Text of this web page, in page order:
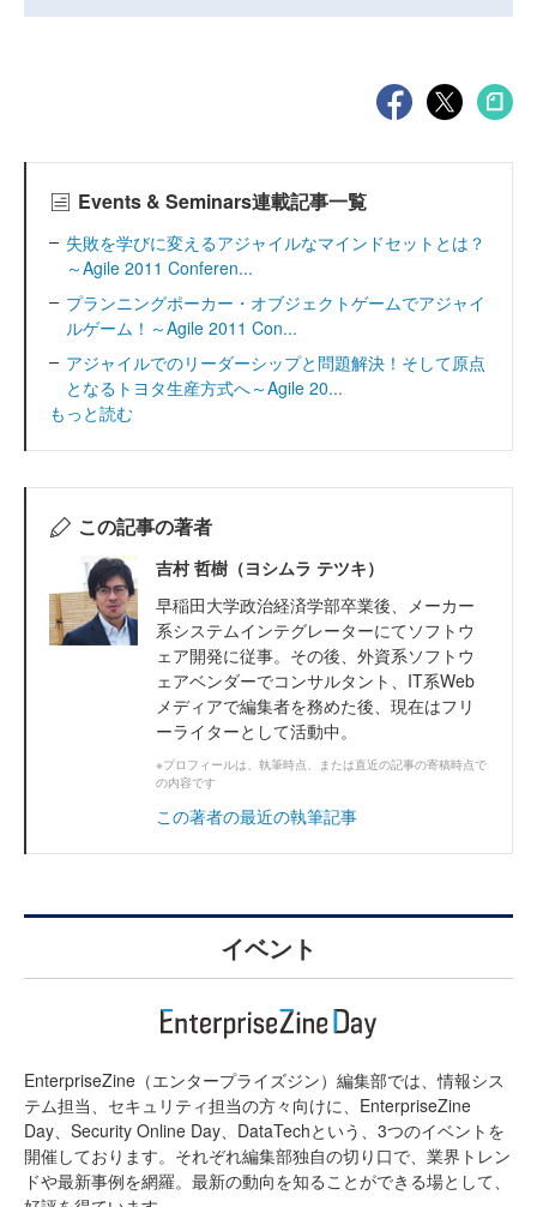
Events & Seminars連載記事一覧
失敗を学びに変えるアジャイルなマインドセットとは？
～Agile 2011 Conferen...
プランニングポーカー・オブジェクトゲームでアジャイ
ルゲーム！～Agile 2011 Con...
アジャイルでのリーダーシップと問題解決！そして原点
となるトヨタ生産方式へ～Agile 20...
もっと読む
この記事の著者
吉村 哲樹（ヨシムラ テツキ）
早稲田大学政治経済学部卒業後、メーカー
系システムインテグレーターにてソフトウ
ェア開発に従事。その後、外資系ソフトウ
ェアベンダーでコンサルタント、IT系Web
メディアで編集者を務めた後、現在はフリ
ーライターとして活動中。
※プロフィールは、執筆時点、または直近の記事の寄稿時点で
の内容です
この著者の最近の執筆記事
イベント
EnterpriseZine（エンタープライズジン）編集部では、情報シス
テム担当、セキュリティ担当の方々向けに、EnterpriseZine
Day、Security Online Day、DataTechという、3つのイベントを
開催しております。それぞれ編集部独自の切り口で、業界トレン
ドや最新事例を網羅。最新の動向を知ることができる場として、